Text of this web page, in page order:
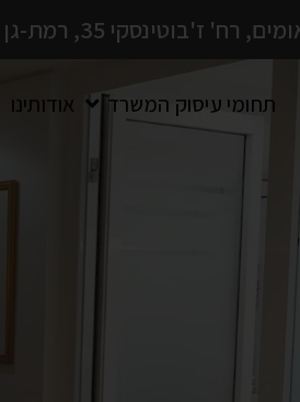
ז'בוטינסקי 35, רמת-גן
תחומי עיסוק המשרד אודותינו